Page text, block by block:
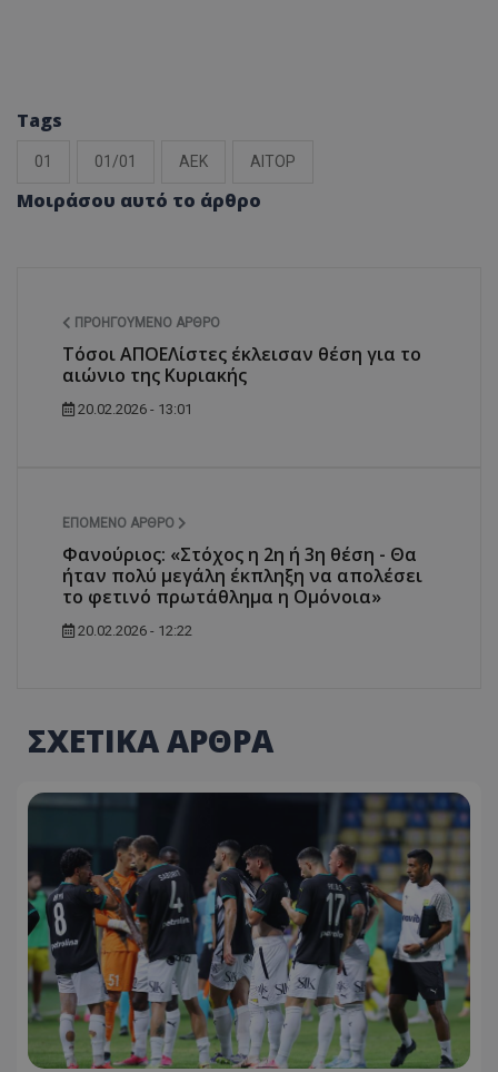
Tags
01 01/01 ΑΕΚ ΑΙΤΟΡ
Μοιράσου αυτό το άρθρο
ΠΡΟΗΓΟΎΜΕΝΟ ΆΡΘΡΟ
Τόσοι ΑΠΟΕΛίστες έκλεισαν θέση για το
αιώνιο της Κυριακής
20.02.2026 - 13:01
ΕΠΌΜΕΝΟ ΆΡΘΡΟ
Φανούριος: «Στόχος η 2η ή 3η θέση - Θα
ήταν πολύ μεγάλη έκπληξη να απολέσει
το φετινό πρωτάθλημα η Ομόνοια»
20.02.2026 - 12:22
ΣΧΕΤΙΚΑ ΑΡΘΡΑ